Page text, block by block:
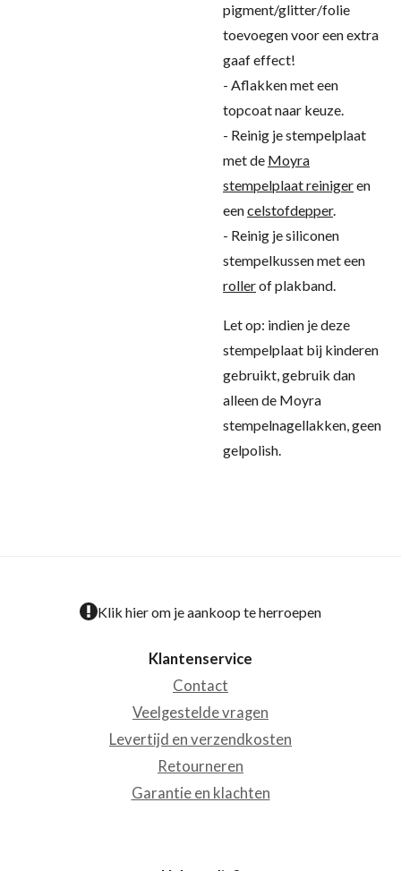
pigment/glitter/folie
toevoegen voor een extra
gaaf effect!
- Aflakken met een
topcoat naar keuze.
- Reinig je stempelplaat
met de Moyra
stempelplaat reinigeren
eencelstofdepper.
- Reinig je siliconen
stempelkussen met een
rollerof plakband.
Let op: indien je deze
stempelplaat bij kinderen
gebruikt, gebruik dan
alleen de Moyra
stempelnagellakken, geen
gelpolish.
Klik hier om je aankoop te herroepen
Klantenservice
Contact
Veelgestelde vragen
Levertijd en verzendkosten
Retourneren
Garantie en klachten